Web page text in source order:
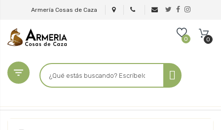
Armería Cosas de Caza
0 0
